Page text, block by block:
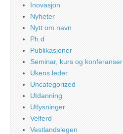
Inovasjon
Nyheter
Nytt om navn
Ph.d
Publikasjoner
Seminar, kurs og konferanser
Ukens leder
Uncategorized
Utdanning
Utlysninger
Velferd
Vestlandslegen